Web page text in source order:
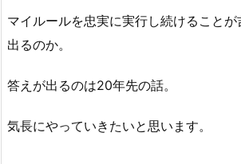
マイルールを忠実に実行し続けることが
出るのか。
答えが出るのは20年先の話。
気長にやっていきたいと思います。